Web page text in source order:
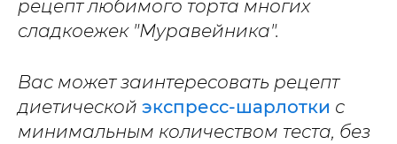
рецепт любимого торта многих
сладкоежек "Муравейника".
Вас может заинтересовать рецепт
диетической экспресс-шарлотки с
минимальным количеством теста, без